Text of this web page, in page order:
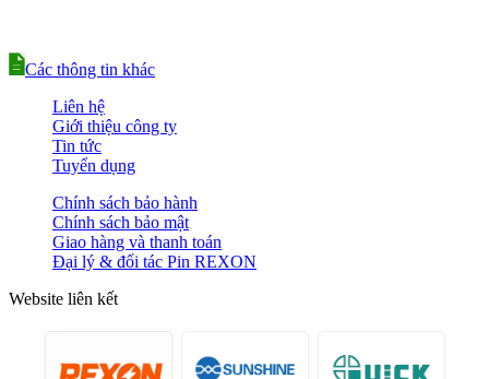
Các thông tin khác
Liên hệ
Giới thiệu công ty
Tin tức
Tuyển dụng
Chính sách bảo hành
Chính sách bảo mật
Giao hàng và thanh toán
Đại lý & đối tác Pin REXON
Website liên kết